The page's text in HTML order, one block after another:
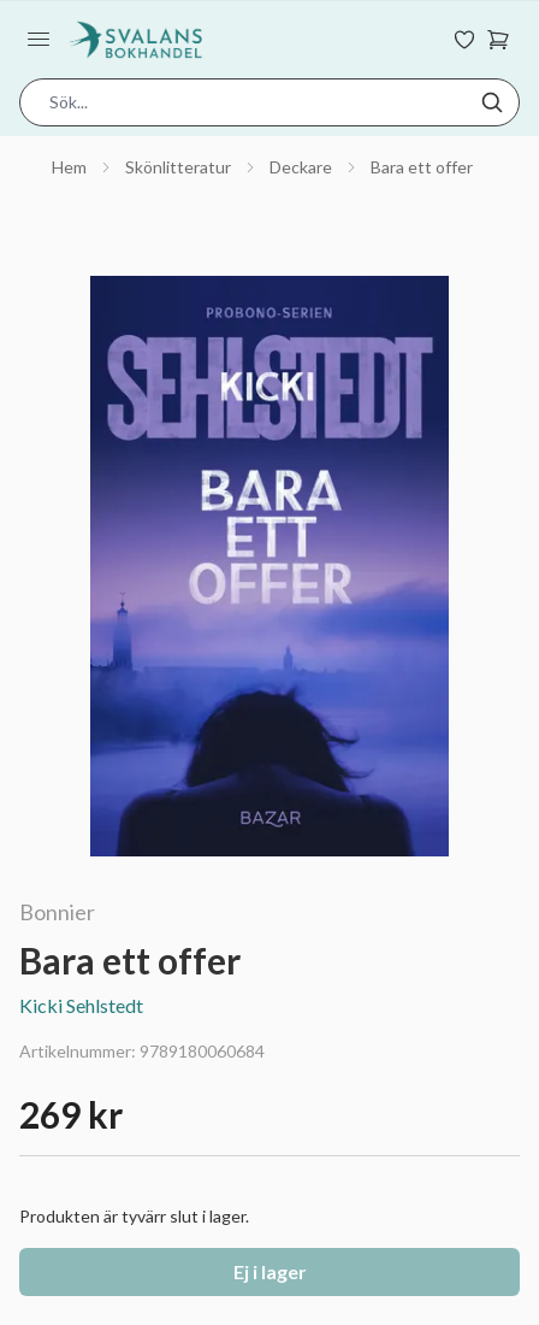
Hem Skönlitteratur Deckare Bara ett offer
Bonnier
Bara ett offer
Kicki Sehlstedt
Artikelnummer: 9789180060684
269 kr
Produkten är tyvärr slut i lager.
Ej i lager